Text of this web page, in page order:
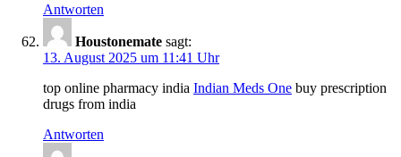
Antworten
Houstonemate sagt:
13. August 2025 um 11:41 Uhr
top online pharmacy india Indian Meds One buy prescription
drugs from india
Antworten